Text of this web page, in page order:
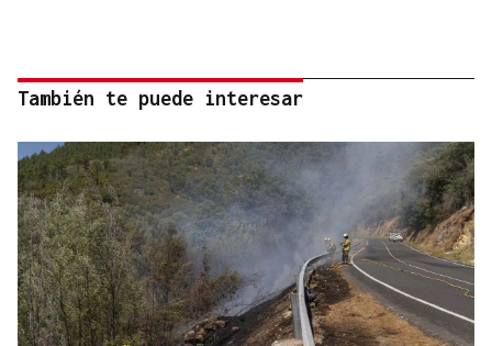
También te puede interesar